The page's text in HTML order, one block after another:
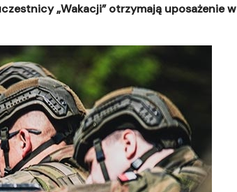
„Wakacji” otrzymają uposażenie w